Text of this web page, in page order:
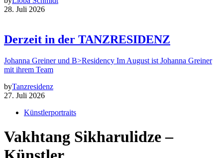
28. Juli 2026
Derzeit in der TANZRESIDENZ
Johanna Greiner und B>Residency Im August ist Johanna Greiner
mit ihrem Team
byTanzresidenz
27. Juli 2026
Künstlerportraits
Vakhtang Sikharulidze –